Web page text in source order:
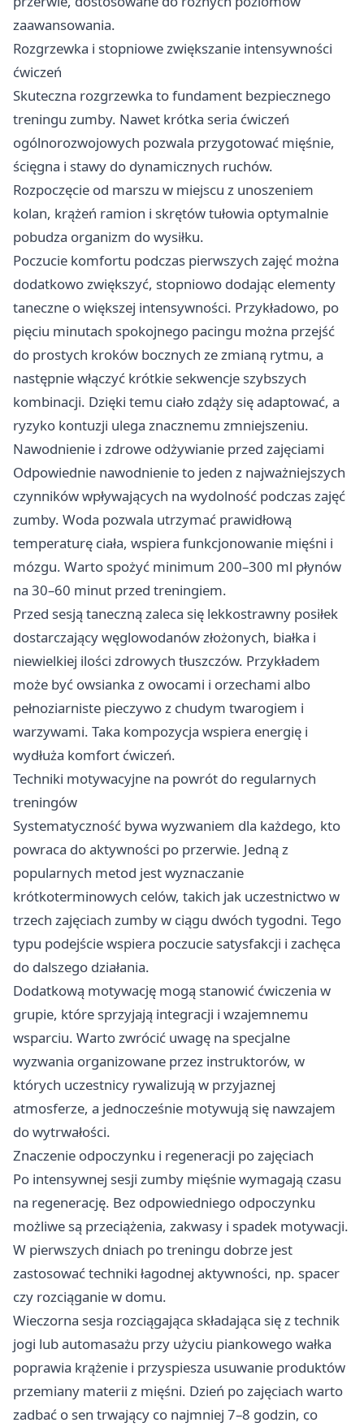
zaawansowania.
Rozgrzewka i stopniowe zwiększanie intensywności
ćwiczeń
Skuteczna rozgrzewka to fundament bezpiecznego
treningu zumby. Nawet krótka seria ćwiczeń
ogólnorozwojowych pozwala przygotować mięśnie,
ścięgna i stawy do dynamicznych ruchów.
Rozpoczęcie od marszu w miejscu z unoszeniem
kolan, krążeń ramion i skrętów tułowia optymalnie
pobudza organizm do wysiłku.
Poczucie komfortu podczas pierwszych zajęć można
dodatkowo zwiększyć, stopniowo dodając elementy
taneczne o większej intensywności. Przykładowo, po
pięciu minutach spokojnego pacingu można przejść
do prostych kroków bocznych ze zmianą rytmu, a
następnie włączyć krótkie sekwencje szybszych
kombinacji. Dzięki temu ciało zdąży się adaptować, a
ryzyko kontuzji ulega znacznemu zmniejszeniu.
Nawodnienie i zdrowe odżywianie przed zajęciami
Odpowiednie nawodnienie to jeden z najważniejszych
czynników wpływających na wydolność podczas zajęć
zumby. Woda pozwala utrzymać prawidłową
temperaturę ciała, wspiera funkcjonowanie mięśni i
mózgu. Warto spożyć minimum 200–300 ml płynów
na 30–60 minut przed treningiem.
Przed sesją taneczną zaleca się lekkostrawny posiłek
dostarczający węglowodanów złożonych, białka i
niewielkiej ilości zdrowych tłuszczów. Przykładem
może być owsianka z owocami i orzechami albo
pełnoziarniste pieczywo z chudym twarogiem i
warzywami. Taka kompozycja wspiera energię i
wydłuża komfort ćwiczeń.
Techniki motywacyjne na powrót do regularnych
treningów
Systematyczność bywa wyzwaniem dla każdego, kto
powraca do aktywności po przerwie. Jedną z
popularnych metod jest wyznaczanie
krótkoterminowych celów, takich jak uczestnictwo w
trzech zajęciach zumby w ciągu dwóch tygodni. Tego
typu podejście wspiera poczucie satysfakcji i zachęca
do dalszego działania.
Dodatkową motywację mogą stanowić ćwiczenia w
grupie, które sprzyjają integracji i wzajemnemu
wsparciu. Warto zwrócić uwagę na specjalne
wyzwania organizowane przez instruktorów, w
których uczestnicy rywalizują w przyjaznej
atmosferze, a jednocześnie motywują się nawzajem
do wytrwałości.
Znaczenie odpoczynku i regeneracji po zajęciach
Po intensywnej sesji zumby mięśnie wymagają czasu
na regenerację. Bez odpowiedniego odpoczynku
możliwe są przeciążenia, zakwasy i spadek motywacji.
W pierwszych dniach po treningu dobrze jest
zastosować techniki łagodnej aktywności, np. spacer
czy rozciąganie w domu.
Wieczorna sesja rozciągająca składająca się z technik
jogi lub automasażu przy użyciu piankowego wałka
poprawia krążenie i przyspiesza usuwanie produktów
przemiany materii z mięśni. Dzień po zajęciach warto
zadbać o sen trwający co najmniej 7–8 godzin, co